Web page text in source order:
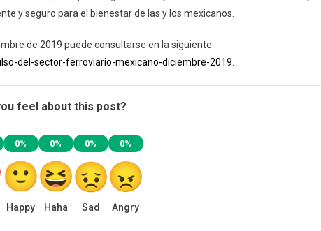
y seguro para el bienestar de las y los mexicanos.
de 2019 puede consultarse en la siguiente
del-sector-ferroviario-mexicano-diciembre-2019
feel about this post?
0%
Happy
0%
Haha
0%
Sad
0%
Angry